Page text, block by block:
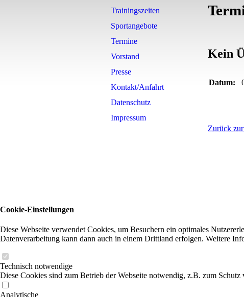
Trainingszeiten
Sportangebote
Termine
Vorstand
Presse
Kontakt/Anfahrt
Datenschutz
Impressum
Kein
Datum:
Zurück
Cookie-Einstellungen
Diese Webseite verwendet Cookies, um Besuchern ein optimales
Datenverarbeitung kann dann auch in einem Drittland erfolgen. Weitere
Technisch notwendige
Diese Cookies sind zum Betrieb der Webseite notwendig, z.B. zum
Analytische